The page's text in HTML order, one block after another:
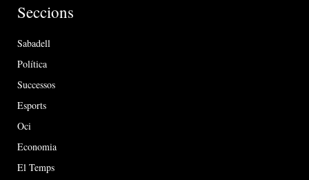
Seccions
Sabadell
Política
Successos
Esports
Oci
Economia
El Temps